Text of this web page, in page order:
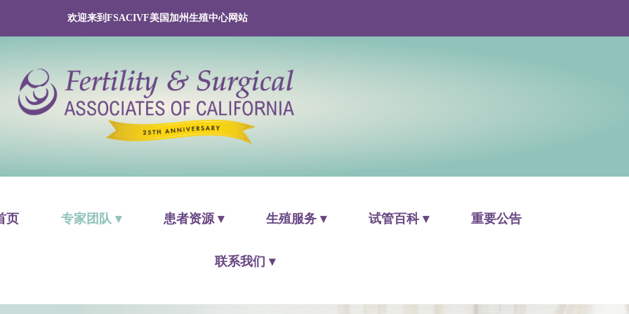
欢迎来到FSACIVF美国加州生殖中心网站
页 专家团队 ▾ 患者资源 ▾ 生殖服务 ▾ 试管百科 ▾ 重要公告
联系我们 ▾